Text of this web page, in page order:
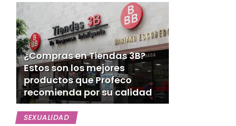
¿Compras en Tiendas 3B?
Estos son los mejores
productos que Profeco
recomienda por su calidad
SEXUALIDAD